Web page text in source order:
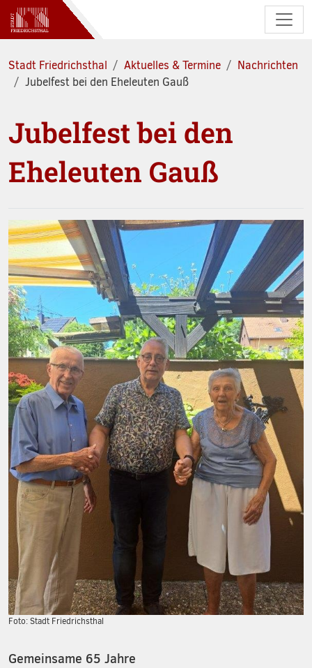
Zum Hauptinhalt springen
Stadt Friedrichsthal Aktuelles & Termine
Nachrichten
Jubelfest bei den Eheleuten Gauß
Jubelfest bei den
Eheleuten Gauß
Gemeinsame 65 Jahre
Foto: Stadt Friedrichsthal